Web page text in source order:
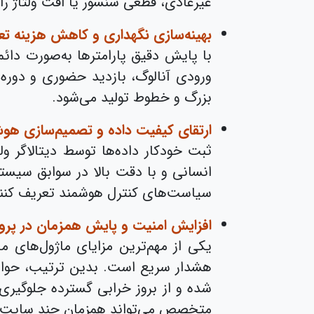
بهینه‌سازی نگهداری و کاهش هزینه
با پایش دقیق پارامترها به‌صورت
ورودی آنالوگ، بازدید حضوری و
بزرگ و خطوط تولید می‌شود.
ارتقای کیفیت داده و تصمیم‌سازی
ثبت خودکار داده‌ها توسط
انسانی و با دقت بالا در سوابق
سیاست‌های کنترل هوشمند تعریف
افزایش امنیت و پایش همزمان در
یکی از مهم‌ترین مزایای
هشدار سریع است. بدین ترتیب،
شده و از بروز خرابی گسترده
متخصص می‌تواند همزمان چند